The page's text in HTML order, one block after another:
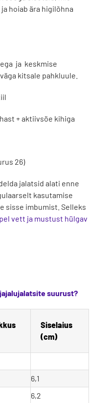
hoiab ära higilõhna
ja keskmise
kitsale pahkluule.
+ aktiivsöe kihiga
26)
jalatsid alati enne
kasutamise
sisse imbumist. Selleks
vett ja mustust hülgav
suurust?
Siselaius
(cm)
6,1
6,2